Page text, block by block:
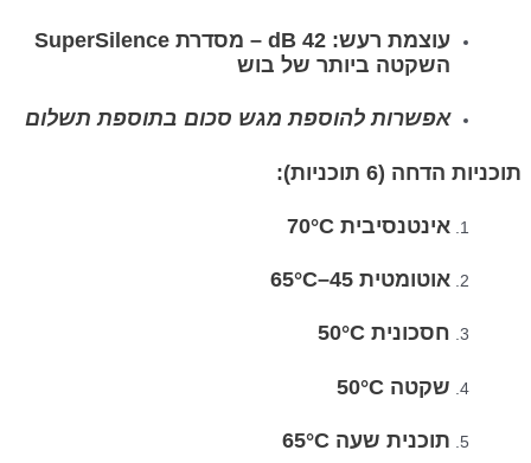
עוצמת רעש: 42 dB – מסדרת SuperSilence
השקטה ביותר של בוש
אפשרות להוספת מגש סכום בתוספת תשלום
תוכניות הדחה (6 תוכניות):
אינטנסיבית 70°C
אוטומטית 45–65°C
חסכונית 50°C
שקטה 50°C
תוכנית שעה 65°C